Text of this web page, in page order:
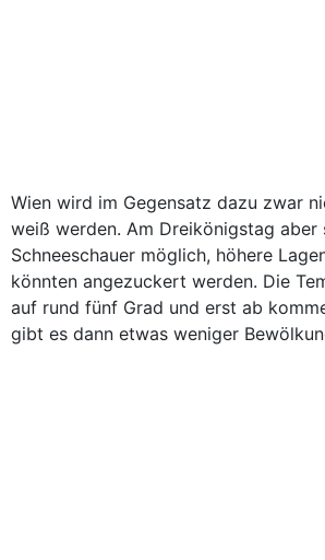
Wien wird im Gegensatz dazu zwar
weiß werden. Am Dreikönigstag aber
Schneeschauer möglich, höhere
könnten angezuckert werden. Die
auf rund fünf Grad und erst ab
gibt es dann etwas weniger